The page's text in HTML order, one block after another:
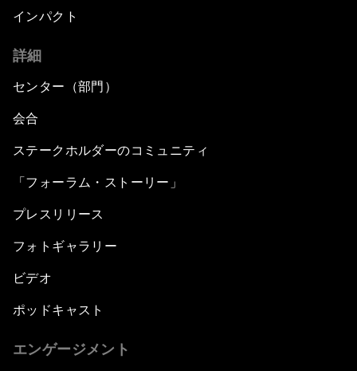
インパクト
詳細
センター（部門）
会合
ステークホルダーのコミュニティ
「フォーラム・ストーリー」
プレスリリース
フォトギャラリー
ビデオ
ポッドキャスト
エンゲージメント